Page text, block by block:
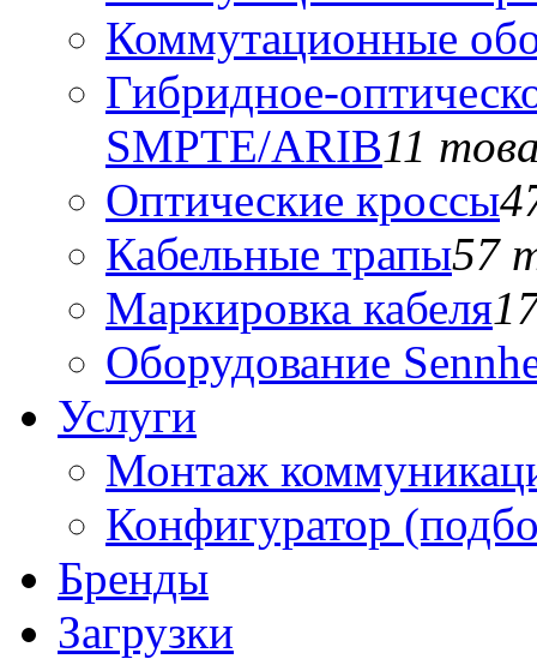
Коммутационные
Гибридное-
SMPTE/ARIB11
Оптические кроссы
Кабельные трапы57
Маркировка кабеля
Оборудование
Услуги
Монтаж
Конфигуратор
Бренды
Загрузки